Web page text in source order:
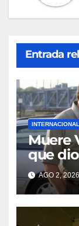
Entrada
INTERNACIONAL
Muere
que
«Los
AGO 2, 2026